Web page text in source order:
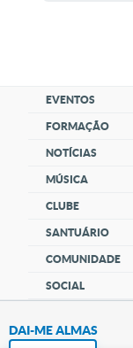
EVENTOS
FORMAÇÃO
NOTÍCIAS
MÚSICA
CLUBE
SANTUÁRIO
COMUNIDADE
SOCIAL
DAI-ME ALMAS